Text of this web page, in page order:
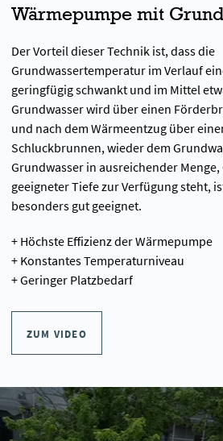
Wärmepumpe mit
Der Vorteil dieser Technik ist, dass die
Grundwassertemperatur im Verlauf
geringfügig schwankt und im Mittel
Grundwasser wird über einen
und nach dem Wärmeentzug über
Schluckbrunnen, wieder dem
Grundwasser in ausreichender
geeigneter Tiefe zur Verfügung steht,
besonders gut geeignet.
+ Höchste Effizienz der Wärmepumpe
+ Konstantes Temperaturniveau
+ Geringer Platzbedarf
ZUM VIDEO